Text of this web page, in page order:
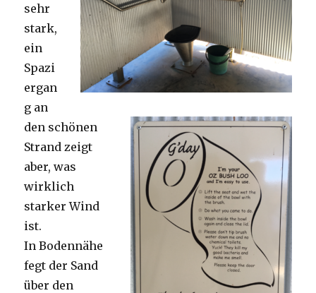
sehr
stark,
ein
Spazi
ergan
g an
den schönen
Strand zeigt
aber, was
wirklich
starker Wind
ist.
In Bodennähe
fegt der Sand
über den